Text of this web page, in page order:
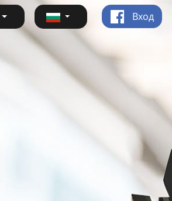
Вход